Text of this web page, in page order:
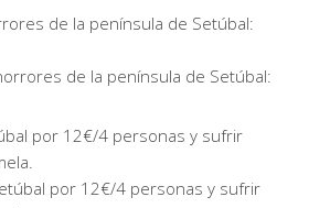
de la península de Setúbal:
por 12€/4 personas y sufrir